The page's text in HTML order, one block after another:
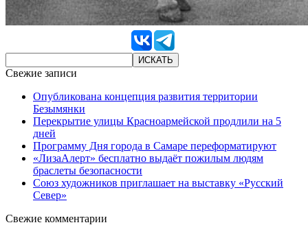
Свежие записи
Опубликована концепция развития территории
Безымянки
Перекрытие улицы Красноармейской продлили на 5
дней
Программу Дня города в Самаре переформатируют
«ЛизаАлерт» бесплатно выдаёт пожилым людям
браслеты безопасности
Союз художников приглашает на выставку «Русский
Север»
Свежие комментарии